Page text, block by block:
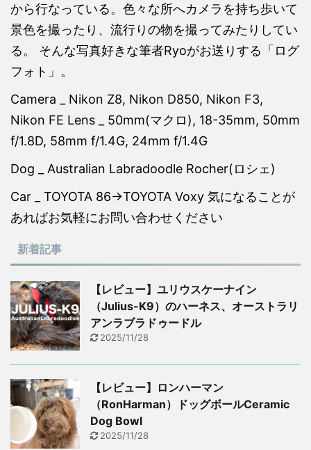
から行なっている。色々な所へカメラを持ち歩いて
景色を撮ったり、流行りの物を撮ってみたりしてい
る。 そんな写真好きな筆者Ryoがお送りする「ログ
フォト」。
Camera _ Nikon Z8, Nikon D850, Nikon F3,
Nikon FE Lens _ 50mm(マクロ), 18-35mm, 50mm
f/1.8D, 58mm f/1.4G, 24mm f/1.4G
Dog _ Australian Labradoodle Rocher(ロシェ)
Car _ TOYOTA 86→TOYOTA Voxy 気になることが
あればお気軽にお問い合わせください
新着記事
【レビュー】ユリウスケーナイン
（Julius-K9）のハーネス、オーストラリ
アンラブラドゥードル
2025/11/28
【レビュー】ロンハーマン
（RonHarman）ドッグボールCeramic
Dog Bowl
2025/11/28